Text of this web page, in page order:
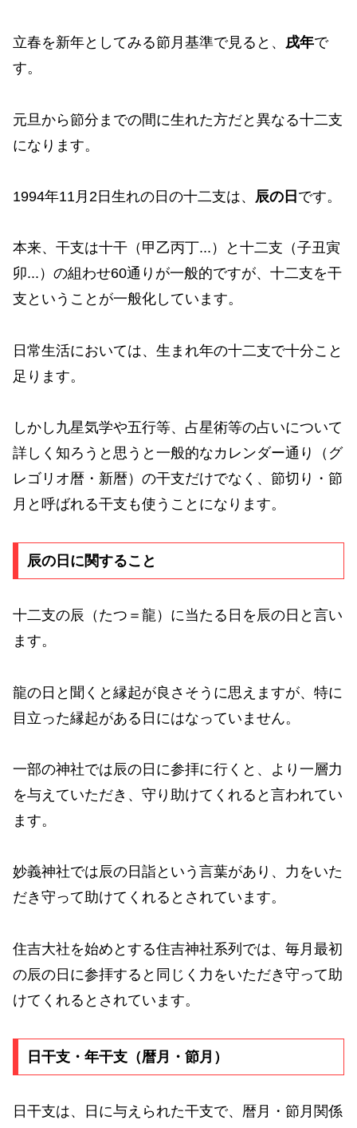
立春を新年としてみる節月基準で見ると、 戌年で
す。
元旦から節分までの間に生れた方だと異なる十二支
になります。
1994年11月2日生れの日の十二支は、 辰の日 です。
本来、干支は十干（甲乙丙丁...）と十二支（子丑寅
卯...）の組わせ60通りが一般的ですが、十二支を干
支ということが一般化しています。
日常生活においては、生まれ年の十二支で十分こと
足ります。
しかし九星気学や五行等、占星術等の占いについて
詳しく知ろうと思うと一般的なカレンダー通り（グ
レゴリオ暦・新暦）の干支だけでなく、節切り・節
月と呼ばれる干支も使うことになります。
辰の日に関すること
十二支の辰（たつ＝龍）に当たる日を辰の日と言い
ます。
龍の日と聞くと縁起が良さそうに思えますが、特に
目立った縁起がある日にはなっていません。
一部の神社では辰の日に参拝に行くと、より一層力
を与えていただき、守り助けてくれると言われてい
ます。
妙義神社では辰の日詣という言葉があり、力をいた
だき守って助けてくれるとされています。
住吉大社を始めとする住吉神社系列では、毎月最初
の辰の日に参拝すると同じく力をいただき守って助
けてくれるとされています。
日干支・年干支（暦月・節月）
日干支は、日に与えられた干支で、暦月・節月関係